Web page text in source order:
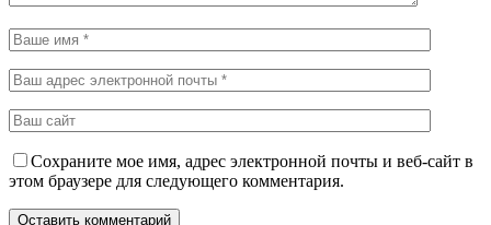
Сохраните мое имя, адрес электронной почты и веб-сайт в
этом браузере для следующего комментария.